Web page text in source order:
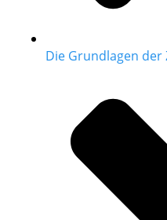
Die Grundlagen